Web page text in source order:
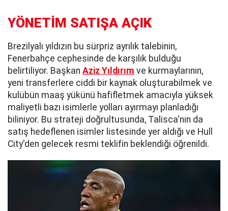
YÖNETİM SATIŞA AÇIK
Brezilyalı yıldızın bu sürpriz ayrılık talebinin,
Fenerbahçe cephesinde de karşılık bulduğu
belirtiliyor. Başkan Aziz Yıldırım ve kurmaylarının,
yeni transferlere ciddi bir kaynak oluşturabilmek ve
kulübün maaş yükünü hafifletmek amacıyla yüksek
maliyetli bazı isimlerle yolları ayırmayı planladığı
biliniyor. Bu strateji doğrultusunda, Talisca'nın da
satış hedeflenen isimler listesinde yer aldığı ve Hull
City'den gelecek resmi teklifin beklendiği öğrenildi.